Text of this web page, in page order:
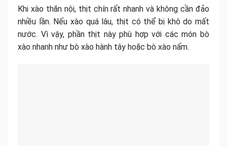
Khi xào thăn nội, thịt chín rất nhanh và không cần đảo
nhiều lần. Nếu xào quá lâu, thịt có thể bị khô do mất
nước. Vì vậy, phần thịt này phù hợp với các món bò
xào nhanh như bò xào hành tây hoặc bò xào nấm.